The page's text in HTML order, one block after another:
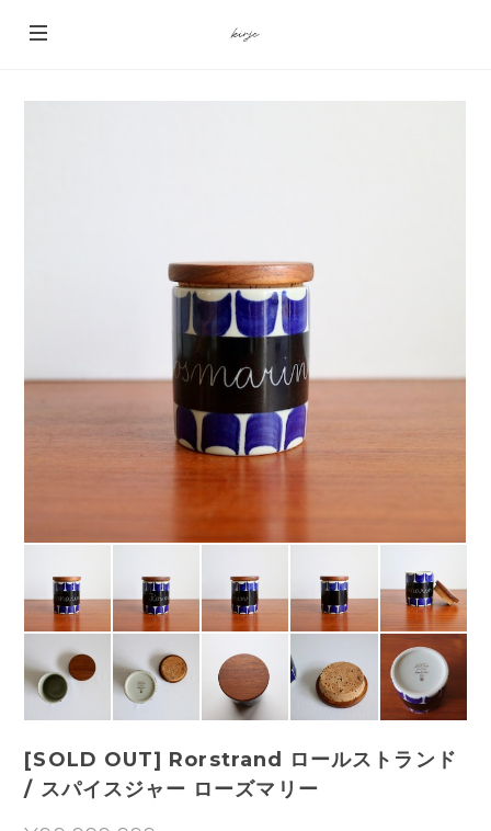
[SOLD OUT] Rorstrand ロールストランド
/ スパイスジャー ローズマリー